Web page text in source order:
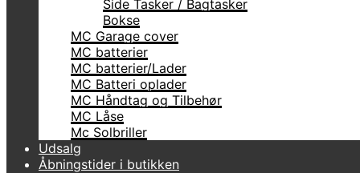
Side Tasker / Bagtasker
Bokse
MC Garage cover
MC batterier
MC batterier/Lader
MC Batteri oplader
MC Håndtag og Tilbehør
MC Låse
Mc Solbriller
Udsalg
Åbningstider i butikken